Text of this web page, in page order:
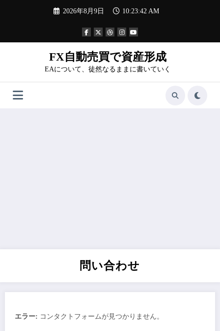
ツ
2026年8月9日 10:23:43 AM
FX自動売買で資産形成
EAについて、徒然なるままに書いていく
問い合わせ
エラー: コンタクトフォームが見つかりません。